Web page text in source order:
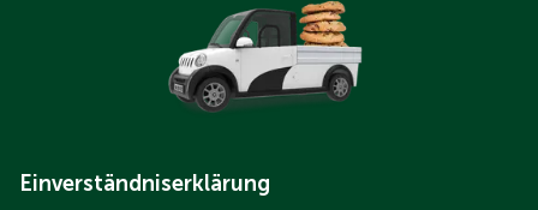
Einverständniserklärung